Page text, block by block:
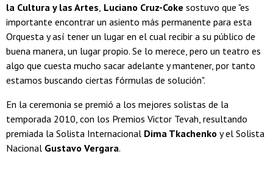
la Cultura y las Artes, Luciano Cruz-Coke sostuvo que "es
importante encontrar un asiento más permanente para esta
Orquesta y así tener un lugar en el cual recibir a su público de
buena manera, un lugar propio. Se lo merece, pero un teatro es
algo que cuesta mucho sacar adelante y mantener, por tanto
estamos buscando ciertas fórmulas de solución".
En la ceremonia se premió a los mejores solistas de la
temporada 2010, con los Premios Victor Tevah, resultando
premiada la Solista Internacional Dima Tkachenko y el Solista
Nacional Gustavo Vergara.